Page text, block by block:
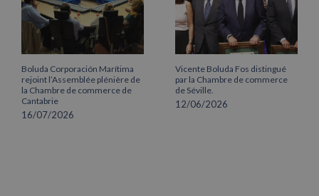
Boluda Corporación Marítima
rejoint l’Assemblée plénière de
la Chambre de commerce de
Cantabrie
16/07/2026
Vicente Boluda Fos distingué
par la Chambre de commerce
de Séville.
12/06/2026